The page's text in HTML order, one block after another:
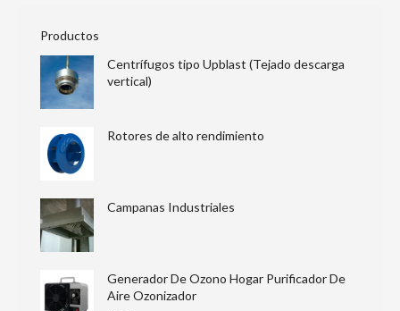
Productos
Centrífugos tipo Upblast (Tejado descarga
vertical)
Rotores de alto rendimiento
Campanas Industriales
Generador De Ozono Hogar Purificador De
Aire Ozonizador